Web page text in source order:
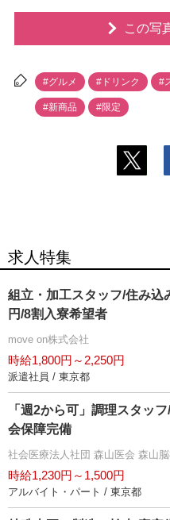
この写
#グルメ #ドリンク #
#新商品 #限定
求人特集
組立・加工スタッフ/住み込
円/8割入寮希望者
move on株式会社
時給1,800円～2,250円
派遣社員 / 東京都
「週2から可」調理スタッ
会保障完備
社会医療法人社団 森山医会 森山
時給1,230円～1,500円
アルバイト・パート / 東京都